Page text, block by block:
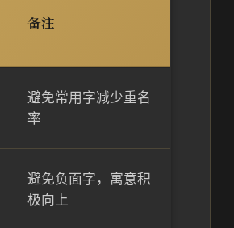
备注
避免常用字减少重名
率
避免负面字，寓意积
极向上